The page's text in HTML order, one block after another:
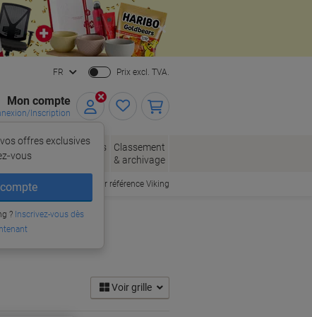
Close
FR Prix excl. TVA.
Mon compte
Inscription
offres exclusives
?Inscrivez-vous dès
Fournitures
Classement
& archivage
Commander par référence Viking
Voir grille